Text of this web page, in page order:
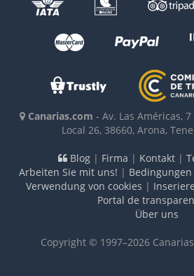
Canarias.com - Av. Las Américas,
Local 26, 38660, Arona,
Blog| Firma | Kontakt|
Arbeiten Sie mit uns! | Bedingungen
Verwendung von cookies |
Portal de
Über uns
Copyright © 1997–2026